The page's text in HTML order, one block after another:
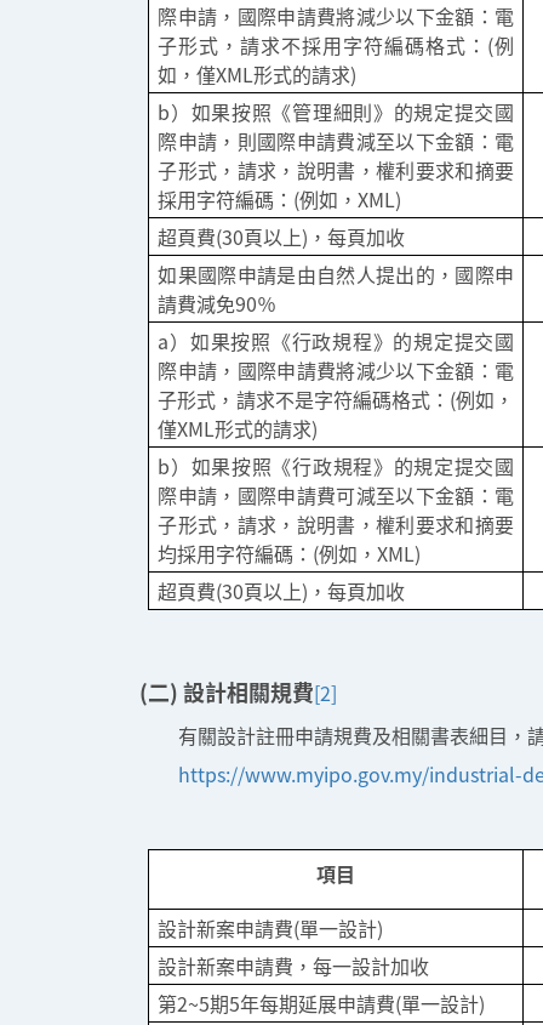
際申請，國際申請費將減少以下金額：電
子形式，請求不採用字符編碼格式：(例
如，僅XML形式的請求)
b）如果按照《管理細則》的規定提交國
際申請，則國際申請費減至以下金額：電
子形式，請求，說明書，權利要求和摘要
採用字符編碼：(例如，XML)
超頁費(30頁以上)，每頁加收
如果國際申請是由自然人提出的，國際申
請費減免90％
a）如果按照《行政規程》的規定提交國
際申請，國際申請費將減少以下金額：電
子形式，請求不是字符編碼格式：(例如，
僅XML形式的請求)
b）如果按照《行政規程》的規定提交國
際申請，國際申請費可減至以下金額：電
子形式，請求，說明書，權利要求和摘要
均採用字符編碼：(例如，XML)
超頁費(30頁以上)，每頁加收
(二) 設計相關規費[2]
有關設計註冊申請規費及相關書表細目，
https://www.myipo.gov.my/industrial-
項目
設計新案申請費(單一設計)
設計新案申請費，每一設計加收
第2~5期5年每期延展申請費(單一設計)